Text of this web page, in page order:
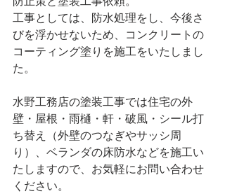
工事としては、防水処理をし、今後さ
びを浮かせないため、コンクリートの
コーティング塗りを施工をいたしまし
た。
水野工務店の塗装工事では住宅の外
壁・屋根・雨樋・軒・破風・シール打
ち替え（外壁のつなぎやサッシ周
り）、ベランダの床防水などを施工い
たしますので、お気軽にお問い合わせ
ください。